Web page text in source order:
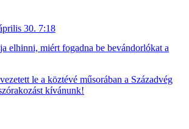
30. 7:18
elhinni, miért fogadna be bevándorlókat a
le a köztévé műsorában a Századvég
kívánunk!